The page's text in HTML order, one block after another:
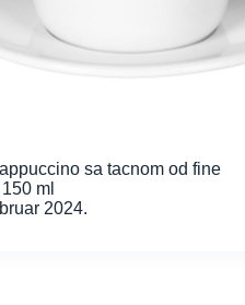
sa tacnom od fine
ml
2024.